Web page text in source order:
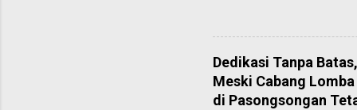
penting
ia
para
dalam
Dedikasi Tanpa
Meski Cabang
di Pasongsongan